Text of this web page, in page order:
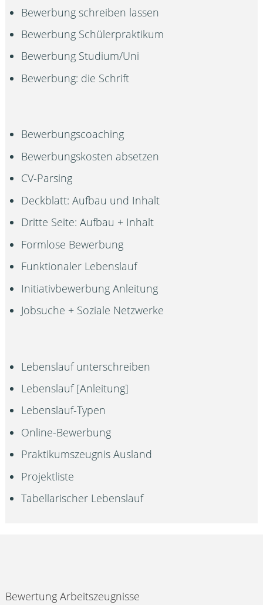
Bewerbung schreiben lassen
Bewerbung Schülerpraktikum
Bewerbung Studium/Uni
Bewerbung: die Schrift
Bewerbungscoaching
Bewerbungskosten absetzen
CV-Parsing
Deckblatt: Aufbau und Inhalt
Dritte Seite: Aufbau + Inhalt
Formlose Bewerbung
Funktionaler Lebenslauf
Initiativbewerbung Anleitung
Jobsuche + Soziale Netzwerke
Lebenslauf unterschreiben
Lebenslauf [Anleitung]
Lebenslauf-Typen
Online-Bewerbung
Praktikumszeugnis Ausland
Projektliste
Tabellarischer Lebenslauf
Bewertung Arbeitszeugnisse